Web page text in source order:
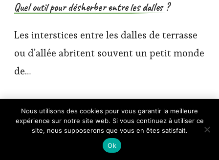
Quel outil pour désherber entre les dalles ?
Les interstices entre les dalles de terrasse
ou d’allée abritent souvent un petit monde
de…
×
🔥 TOP VENTE
Bosch Taille-Haies électrique -
EasyHedgeCut 45
Voir l'offre
Nous utilisons des cookies pour vous garantir la meilleure
expérience sur notre site web. Si vous continuez à utiliser ce
site, nous supposerons que vous en êtes satisfait.
Ok